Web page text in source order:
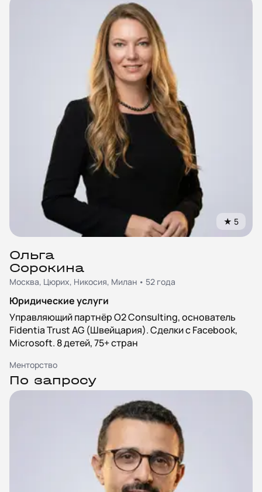
★ 5
Ольга
Сорокина
Москва, Цюрих, Никосия, Милан • 52 года
Юридические услуги
Управляющий партнёр O2 Consulting, основатель
Fidentia Trust AG (Швейцария). Сделки с Facebook,
Microsoft. 8 детей, 75+ стран
Менторство
По запросу